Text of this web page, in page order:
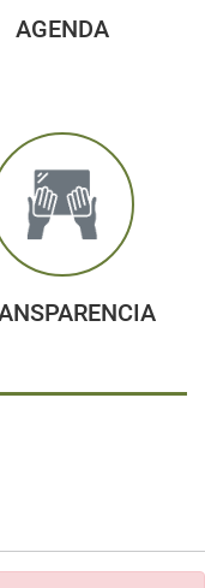
AGENDA